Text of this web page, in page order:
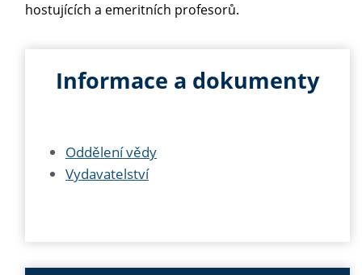
hostujících a emeritních profesorů.
Informace a dokumenty
Oddělení vědy
Vydavatelství